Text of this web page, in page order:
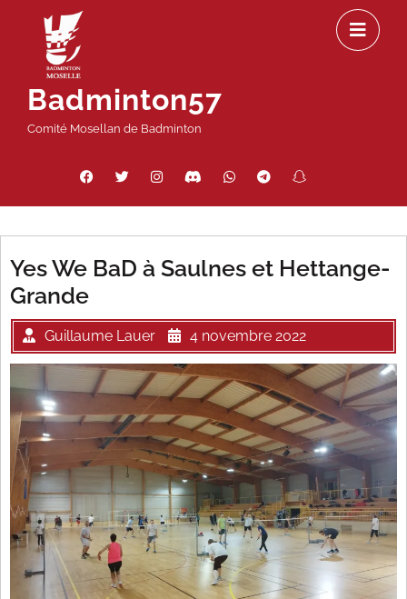
contenu
Badminton57
Comité Mosellan de Badminton
Facebook
Twitter InstagramDiscordWhatsAppTelegram
Yes We BaD à Saulnes et Hettange-
Grande
Guillaume Lauer 4 novembre 2022